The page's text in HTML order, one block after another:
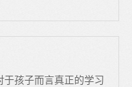
孩子而言真正的学习